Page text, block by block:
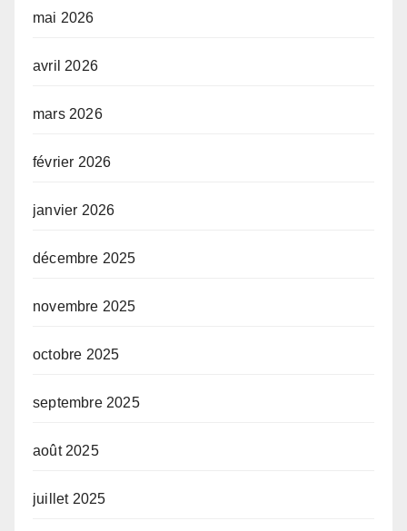
mai 2026
avril 2026
mars 2026
février 2026
janvier 2026
décembre 2025
novembre 2025
octobre 2025
septembre 2025
août 2025
juillet 2025